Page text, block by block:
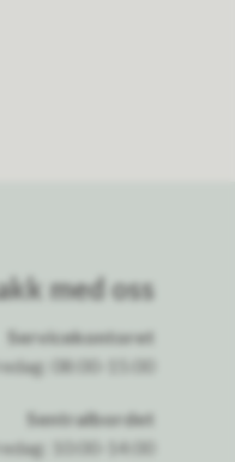
med oss
Servicekontoret
08:00-15:00
Sentralbordet
10:00-14:00